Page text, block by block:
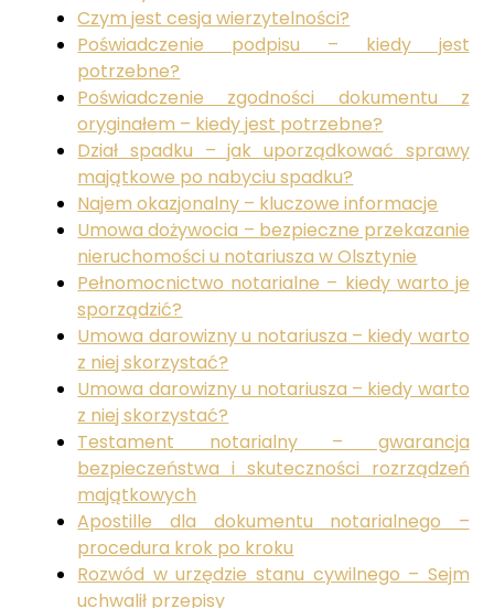
Czym jest cesja wierzytelności?
Poświadczenie podpisu – kiedy jest
potrzebne?
Poświadczenie zgodności dokumentu z
oryginałem – kiedy jest potrzebne?
Dział spadku – jak uporządkować sprawy
majątkowe po nabyciu spadku?
Najem okazjonalny – kluczowe informacje
Umowa dożywocia – bezpieczne przekazanie
nieruchomości u notariusza w Olsztynie
Pełnomocnictwo notarialne – kiedy warto je
sporządzić?
Umowa darowizny u notariusza – kiedy warto
z niej skorzystać?
Umowa darowizny u notariusza – kiedy warto
z niej skorzystać?
Testament notarialny – gwarancja
bezpieczeństwa i skuteczności rozrządzeń
majątkowych
Apostille dla dokumentu notarialnego –
procedura krok po kroku
Rozwód w urzędzie stanu cywilnego – Sejm
uchwalił przepisy